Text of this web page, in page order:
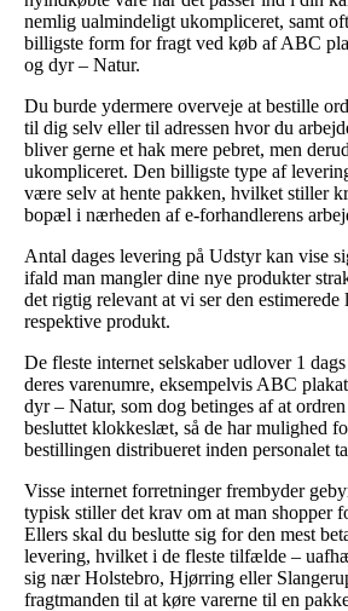
nemlig ualmindeligt ukompliceret, samt
billigste form for fragt ved køb af ABC
og dyr – Natur.
Du burde ydermere overveje at bestille
til dig selv eller til adressen hvor du
bliver gerne et hak mere pebret, men
ukompliceret. Den billigste type af
være selv at hente pakken, hvilket stiller
bopæl i nærheden af e-forhandlerens
Antal dages levering på Udstyr kan vise
ifald man mangler dine nye produkter
det rigtig relevant at vi ser den
respektive produkt.
De fleste internet selskaber udlover 1
deres varenumre, eksempelvis ABC
dyr – Natur, som dog betinges af at
besluttet klokkeslæt, så de har mulighed
bestillingen distribueret inden personalet
Visse internet forretninger frembyder
typisk stiller det krav om at man shopper
Ellers skal du beslutte sig for den mest
levering, hvilket i de fleste tilfælde –
sig nær Holstebro, Hjørring eller
fragtmanden til at køre varerne til en